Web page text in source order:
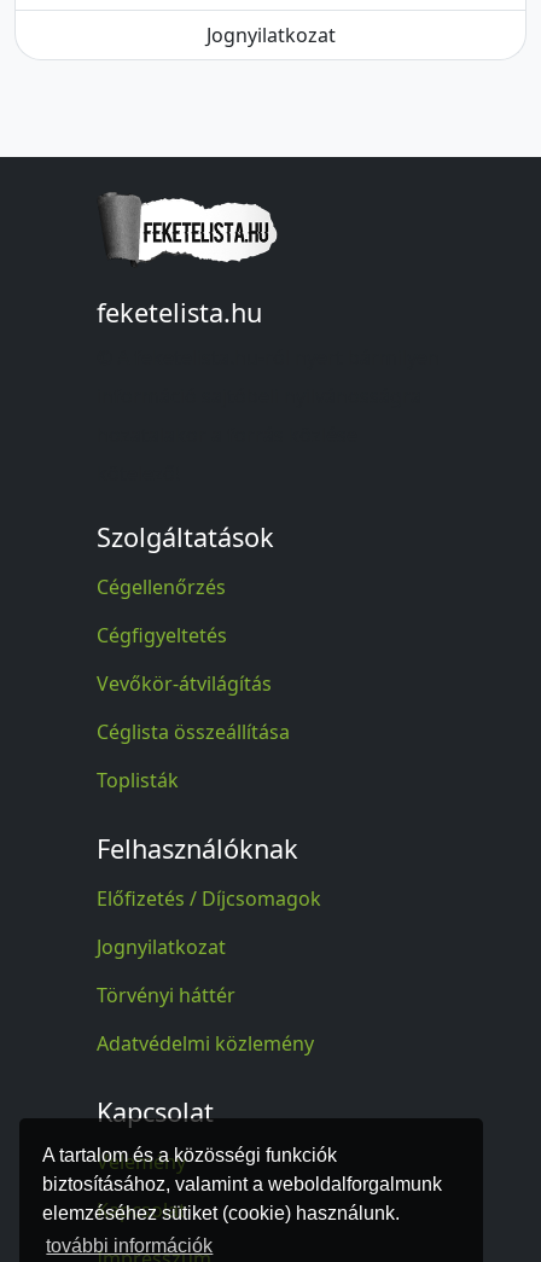
A tartalom és a közösségi funkciók
biztosításához, valamint a weboldalforgalmunk
elemzéséhez sütiket (cookie) használunk.
további információk
Jognyilatkozat
feketelista.hu
Szolgáltatások
Cégellenőrzés
Cégfigyeltetés
Vevőkör-átvilágítás
Céglista összeállítása
Toplisták
Felhasználóknak
Előfizetés / Díjcsomagok
Jognyilatkozat
Törvényi háttér
Adatvédelmi közlemény
Kapcsolat
Vélemény
Kapcsolat